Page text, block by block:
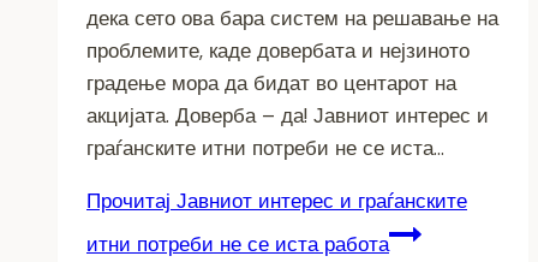
дека сето ова бара систем на решавање на
проблемите, каде довербата и нејзиното
градење мора да бидат во центарот на
акцијата. Доверба – да! Јавниот интерес и
граѓанските итни потреби не се иста…
Прочитај Јавниот интерес и граѓанските
итни потреби не се иста работа